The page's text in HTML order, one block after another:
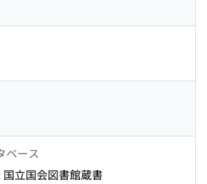
ベース
立国会図書館蔵書